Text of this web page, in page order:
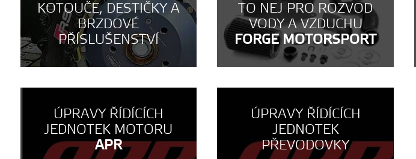
KOTOUČE, DESTIČKY A
BRZDOVÉ
PŘÍSLUŠENSTVÍ
TO NEJ PRO ROZVOD
VODY A VZDUCHU
FORGE MOTORSPORT
ÚPRAVY ŘÍDÍCÍCH
JEDNOTEK MOTORU
APR
ÚPRAVY ŘÍDÍCÍCH
JEDNOTEK
PŘEVODOVKY